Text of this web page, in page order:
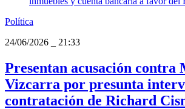
Política
24/06/2026
21:33
Presentan acusación contra
Vizcarra por presunta
contratación de Richard